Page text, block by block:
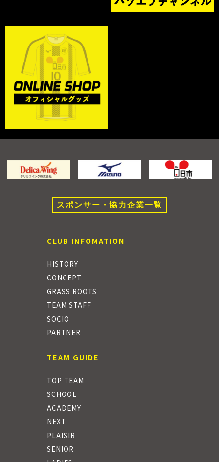
スポンサー・協力企業一覧
CLUB INFOMATION
HISTORY
CONCEPT
GRASS ROOTS
TEAM STAFF
SOCIO
PARTNER
TEAM GUIDE
TOP TEAM
SCHOOL
ACADEMY
NEXT
PLAISIR
SENIOR